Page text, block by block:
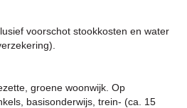
voorschot stookkosten en water
groene woonwijk. Op
basisonderwijs, trein- (ca. 15